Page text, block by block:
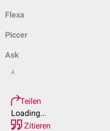
Flexa
Piccer
Ask
A
Teilen
Loading...
Zitieren